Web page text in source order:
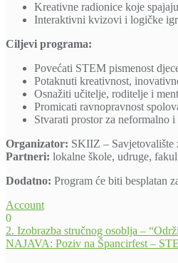
Kreativne radionice koje
Interaktivni kvizovi i logičke
Ciljevi programa:
Povećati STEM pismenost
Potaknuti kreativnost,
Osnažiti učitelje, roditelje i
Promicati ravnopravnost
Stvarati prostor za neformalno
Organizator: SKIIZ – Savjetovalište
Partneri: lokalne škole, udruge,
Dodatno: Program će biti besplatan
Account
0
Navigacija
objava
2. Izobrazba stručnog osoblja –
NAJAVA: Poziv na Špancirfest –